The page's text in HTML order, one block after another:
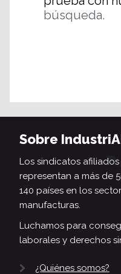
búsqueda.
Sobre
Los sindicatos
representan a más de
140 países en los
manufacturas.
Luchamos para
laborales y derechos
¿Quiénes somos?